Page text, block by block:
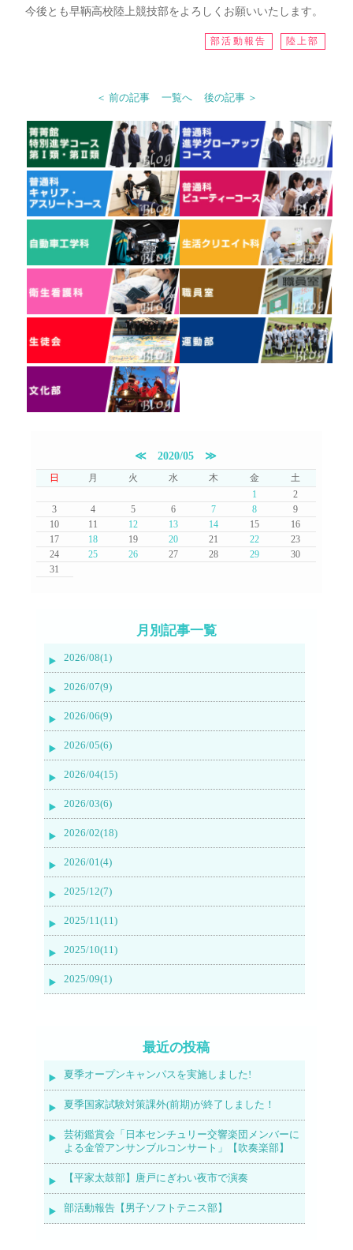
今後とも早鞆高校陸上競技部をよろしくお願いいたします。
部活動報告 陸上部
＜ 前の記事 一覧へ 後の記事 ＞
≪ 2020/05 ≫
日 月 火 水 木 金
土
1
2
3
4 5 6 7 8
9
10
11 12 13 14 15
16
17
18 19 20 21 22
23
24
25 26 27 28 29
30
31
月別記事一覧
2026/08(1)
2026/07(9)
2026/06(9)
2026/05(6)
2026/04(15)
2026/03(6)
2026/02(18)
2026/01(4)
2025/12(7)
2025/11(11)
2025/10(11)
2025/09(1)
最近の投稿
夏季オープンキャンパスを実施しました!
夏季国家試験対策課外(前期)が終了しました！
芸術鑑賞会「日本センチュリー交響楽団メンバーに
よる金管アンサンブルコンサート」【吹奏楽部】
【平家太鼓部】唐戸にぎわい夜市で演奏
部活動報告【男子ソフトテニス部】